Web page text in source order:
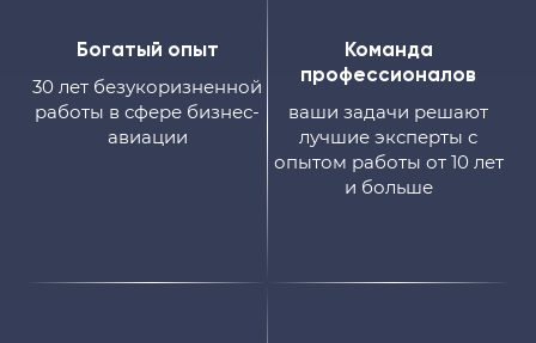
Богатый опыт
30 лет безукоризненной
работы в сфере бизнес-
авиации
Команда
профессионалов
ваши задачи решают
лучшие эксперты с
опытом работы от 10 лет
и больше